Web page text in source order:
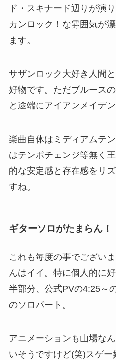
ド・スキナード辺りが演
カンロック！な雰囲気が
ます。
サザンロック大好き人間
好物です。ただブルース
と途端にアイアンメイデ
楽曲自体はミディアムテ
はテンポチェンジ等無く
的な安定感と存在感をリ
すね。
ギターソロがたまらん！
これも毎度の事でござい
んはイイ。特に個人的に
半部分、公式PVの4:25～
のソロパート。
アニメーションも山場な
いそうですけど(笑)スゲ